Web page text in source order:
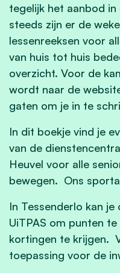
tegelijk het aanbod
steeds zijn er de
lessenreeksen voor
van huis tot huis
overzicht. Voor de
wordt naar de
gaten om je in te
In dit boekje vind je
van de
Heuvel voor alle
bewegen. Ons
In Tessenderlo kan
UiTPAS om punten
kortingen te krijgen.
toepassing voor de